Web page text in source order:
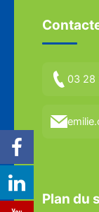
03 28
Plan du